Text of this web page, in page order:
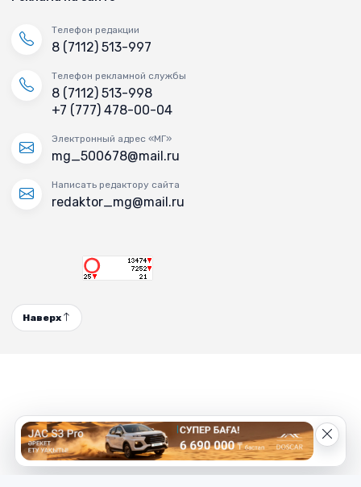
Телефон редакции
8 (7112) 513-997
Телефон рекламной службы
8 (7112) 513-998
+7 (777) 478-00-04
Электронный адрес «МГ»
mg_500678@mail.ru
Написать редактору сайта
redaktor_mg@mail.ru
Наверх